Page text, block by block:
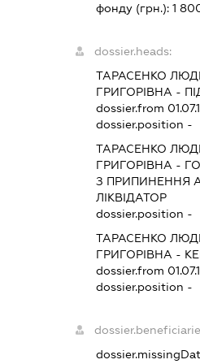
фонду (грн.): 1
dossier.heads:
ТАРАСЕНКО
ГРИГОРІВНА -
dossier.from
dossier.position -
ТАРАСЕНКО
ГРИГОРІВНА -
З ПРИПИНЕННЯ
ЛІКВІДАТОР
dossier.position -
ТАРАСЕНКО
ГРИГОРІВНА -
dossier.from
dossier.position -